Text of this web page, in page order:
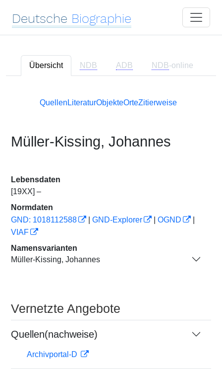
Deutsche Biographie
Übersicht NDB ADB NDB-online
Quellen LiteraturObjekteOrteZitierweise
Müller-Kissing, Johannes
Lebensdaten
[19XX] –
Normdaten
GND: 1018112588
GND-Explorer OGND
VIAF
Namensvarianten
Müller-Kissing, Johannes
Vernetzte Angebote
Quellen(nachweise)
Archivportal-D